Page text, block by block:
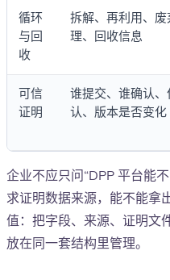
循环
与回
收
拆解、再利用、废
理、回收信息
可信
证明
谁提交、谁确认、
认、版本是否变化
企业不应只问“DPP 平台能
求证明数据来源，能不能拿
值：把字段、来源、证明文
放在同一套结构里管理。